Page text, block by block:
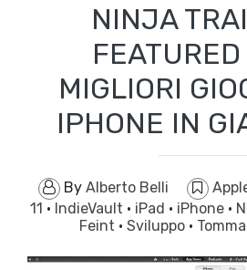
NINJA
FEATURED
MIGLIORI
IPHONE IN
By Alberto Belli
11 · IndieVault · iPad · iPhone ·
Feint · Sviluppo ·